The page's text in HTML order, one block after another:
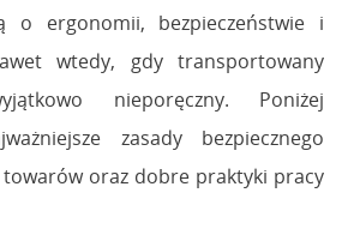
o ergonomii, bezpieczeństwie i
wtedy, gdy transportowany
nieporęczny. Poniżej
zasady bezpiecznego
oraz dobre praktyki pracy